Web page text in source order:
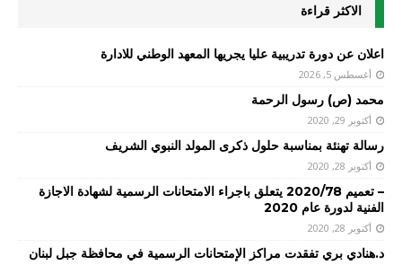
الاكثر قراءة
اعلان عن دورة تدريبية عليا يجريها المعهد الوطني للادارة
أغسطس 5, 2026
محمد (ص) رسول الرحمة
أكتوبر 29, 2020
رسالة تهنئة بمناسبة حلول ذكرى المولد النبوي الشريف
أكتوبر 28, 2020
– تعميم 2020/78 يتعلق باجراء الامتحانات الرسمية لشهادة الاجازة
الفنية لدورة عام 2020
أكتوبر 28, 2020
د.هنادي بري تفقدت مراكز الإمتحانات الرسمية في محافظة جبل لبنان